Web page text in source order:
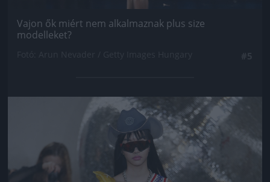
Vajon ők miért nem alkalmaznak plus size
modelleket?
Jön még kép!